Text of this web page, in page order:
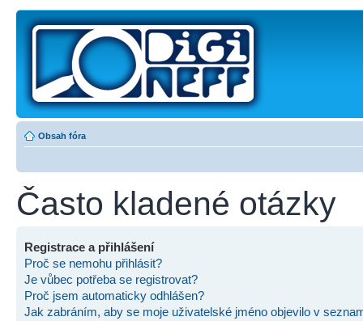
Obsah fóra
Často kladené otázky
Registrace a přihlášení
Proč se nemohu přihlásit?
Je vůbec potřeba se registrovat?
Proč jsem automaticky odhlášen?
Jak zabráním, aby se moje uživatelské jméno objevilo v